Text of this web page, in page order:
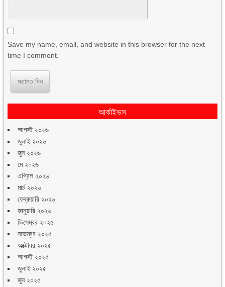
Save my name, email, and website in this browser for the next
time I comment.
আর্কাইভস
আগস্ট ২০২৬
জুলাই ২০২৬
জুন ২০২৬
মে ২০২৬
এপ্রিল ২০২৬
মার্চ ২০২৬
ফেব্রুয়ারি ২০২৬
জানুয়ারি ২০২৬
ডিসেম্বর ২০২৫
নভেম্বর ২০২৫
অক্টোবর ২০২৫
আগস্ট ২০২৫
জুলাই ২০২৫
জুন ২০২৫